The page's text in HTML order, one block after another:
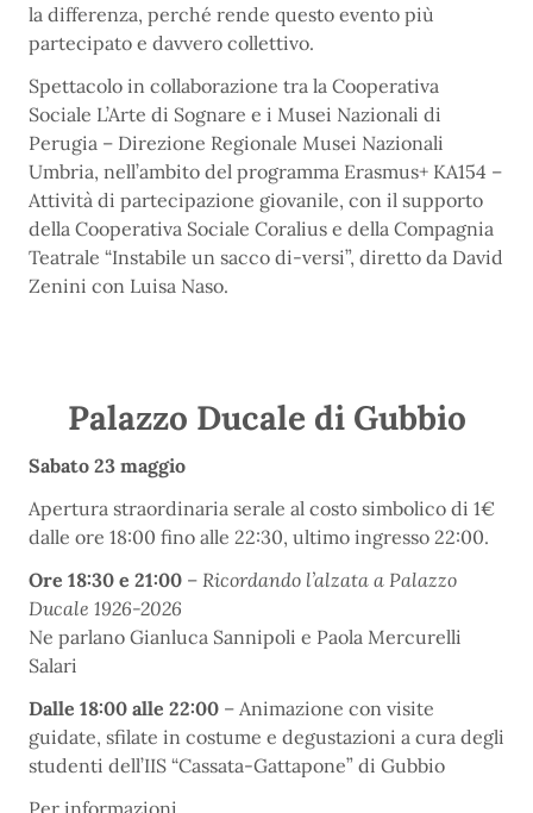
la differenza, perché rende questo evento più
partecipato e davvero collettivo.
Spettacolo in collaborazione tra la Cooperativa
Sociale L’Arte di Sognare e i Musei Nazionali di
Perugia – Direzione Regionale Musei Nazionali
Umbria, nell’ambito del programma Erasmus+ KA154 –
Attività di partecipazione giovanile, con il supporto
della Cooperativa Sociale Coralius e della Compagnia
Teatrale “Instabile un sacco di-versi”, diretto da David
Zenini con Luisa Naso.
Palazzo Ducale di Gubbio
Sabato 23 maggio
Apertura straordinaria serale al costo simbolico di 1€
dalle ore 18:00 fino alle 22:30, ultimo ingresso 22:00.
Ore 18:30 e 21:00 – Ricordando l’alzata a Palazzo
Ducale 1926-2026
Ne parlano Gianluca Sannipoli e Paola Mercurelli
Salari
Dalle 18:00 alle 22:00 – Animazione con visite
guidate, sfilate in costume e degustazioni a cura degli
studenti dell’IIS “Cassata-Gattapone” di Gubbio